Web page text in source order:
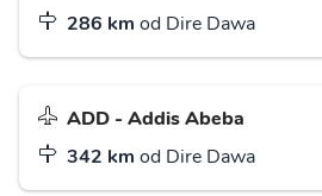
286 km od Dire Dawa
ADD - Addis Abeba
342 km od Dire Dawa